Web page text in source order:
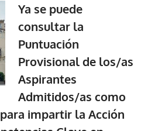
Ya se puede
consultar la
Puntuación
Provisional de los/as
Aspirantes
Admitidos/as como
impartir la Acción